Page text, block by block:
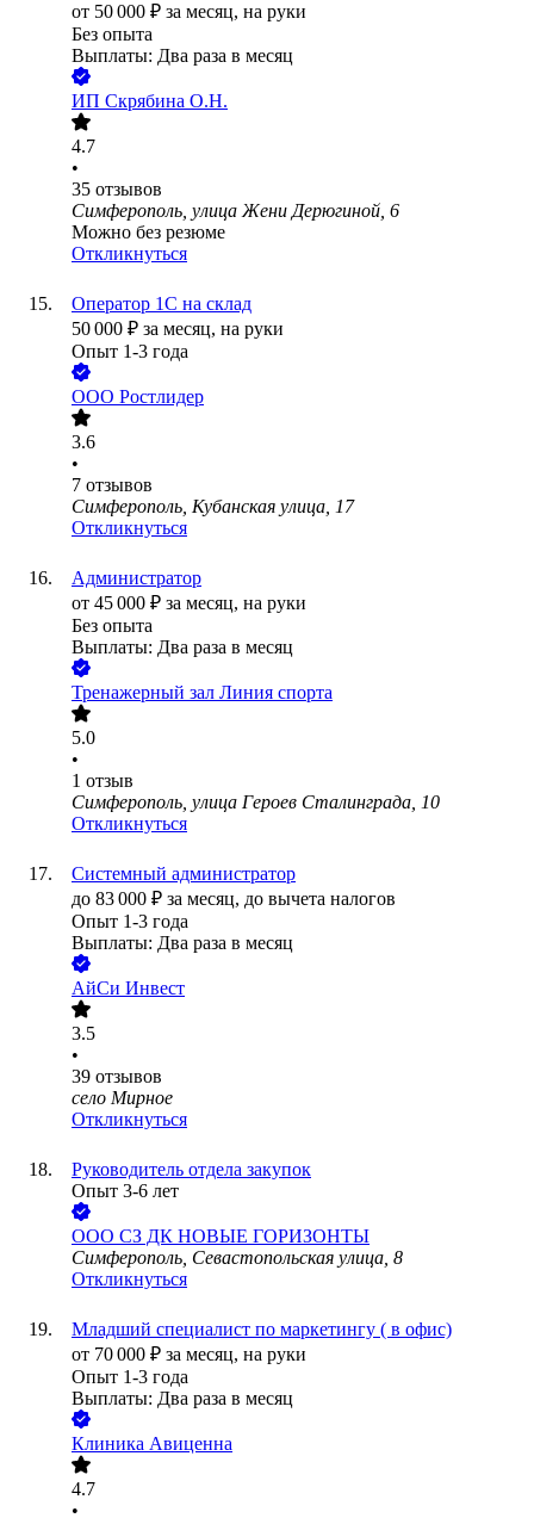
от 50 000 ₽ за месяц, на руки
Без опыта
Выплаты: Два раза в месяц
ИП Скрябина О.Н.
4.7
•
35 отзывов
Симферополь, улица Жени Дерюгиной, 6
Можно без резюме
Откликнуться
Оператор 1С на склад
50 000 ₽ за месяц, на руки
Опыт 1-3 года
ООО Ростлидер
3.6
•
7 отзывов
Симферополь, Кубанская улица, 17
Откликнуться
Администратор
от 45 000 ₽ за месяц, на руки
Без опыта
Выплаты: Два раза в месяц
Тренажерный зал Линия спорта
5.0
•
1 отзыв
Симферополь, улица Героев Сталинграда, 10
Откликнуться
Системный администратор
до 83 000 ₽ за месяц, до вычета налогов
Опыт 1-3 года
Выплаты: Два раза в месяц
АйСи Инвест
3.5
•
39 отзывов
село Мирное
Откликнуться
Руководитель отдела закупок
Опыт 3-6 лет
ООО СЗ ДК НОВЫЕ ГОРИЗОНТЫ
Симферополь, Севастопольская улица, 8
Откликнуться
Младший специалист по маркетингу ( в офис)
от 70 000 ₽ за месяц, на руки
Опыт 1-3 года
Выплаты: Два раза в месяц
Клиника Авиценна
4.7
•